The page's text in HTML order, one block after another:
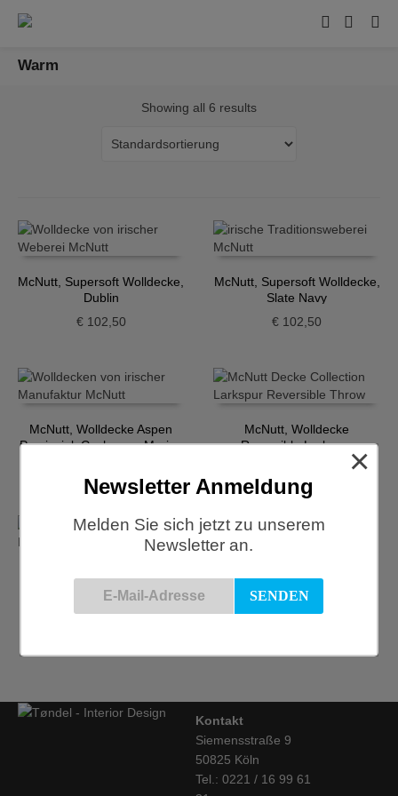
Warm
Showing all 6 results
McNutt, Supersoft Wolldecke,
Dublin
€102,50
McNutt, Supersoft Wolldecke,
Slate Navy
€ 102,50
McNutt, Wolldecke Aspen
Provincial, Cashmere-Merino
McNutt, Wolldecke
Reversible Larkspur
McNutt, Wolldecke Seaspray
Reversible
€82,50
McNutt, Wolldecke, Fireside
Check
€70,00
Kontakt
Siemensstraße 9
50825 Köln
Tel.: 0221 / 16 99 61
Newsletter Anmeldung
Melden Sie sich jetzt zu unserem
Newsletter an.
×